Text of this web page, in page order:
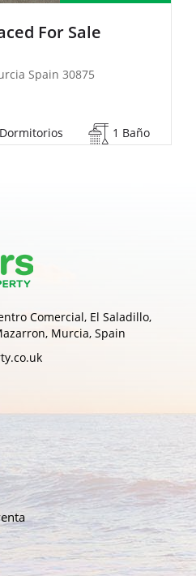
For Sale
Spain 30875
1 Baño
Comercial, El Saladillo,
Murcia, Spain